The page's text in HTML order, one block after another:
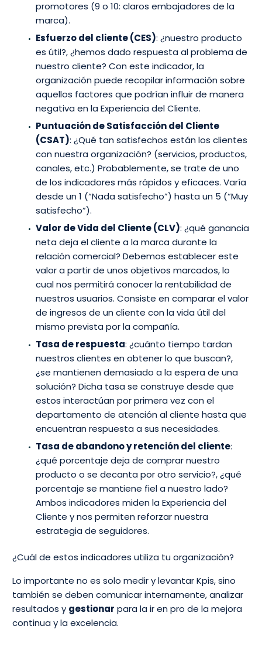
promotores (9 o 10: claros embajadores de la
marca).
Esfuerzo del cliente (CES): ¿nuestro producto
es útil?, ¿hemos dado respuesta al problema de
nuestro cliente? Con este indicador, la
organización puede recopilar información sobre
aquellos factores que podrían influir de manera
negativa en la Experiencia del Cliente.
Puntuación de Satisfacción del Cliente
(CSAT): ¿Qué tan satisfechos están los clientes
con nuestra organización? (servicios, productos,
canales, etc.) Probablemente, se trate de uno
de los indicadores más rápidos y eficaces. Varía
desde un 1 (“Nada satisfecho”) hasta un 5 (“Muy
satisfecho”).
Valor de Vida del Cliente (CLV): ¿qué ganancia
neta deja el cliente a la marca durante la
relación comercial? Debemos establecer este
valor a partir de unos objetivos marcados, lo
cual nos permitirá conocer la rentabilidad de
nuestros usuarios. Consiste en comparar el valor
de ingresos de un cliente con la vida útil del
mismo prevista por la compañía.
Tasa de respuesta: ¿cuánto tiempo tardan
nuestros clientes en obtener lo que buscan?,
¿se mantienen demasiado a la espera de una
solución? Dicha tasa se construye desde que
estos interactúan por primera vez con el
departamento de atención al cliente hasta que
encuentran respuesta a sus necesidades.
Tasa de abandono y retención del cliente:
¿qué porcentaje deja de comprar nuestro
producto o se decanta por otro servicio?, ¿qué
porcentaje se mantiene fiel a nuestro lado?
Ambos indicadores miden la Experiencia del
Cliente y nos permiten reforzar nuestra
estrategia de seguidores.
¿Cuál de estos indicadores utiliza tu organización?
Lo importante no es solo medir y levantar Kpis, sino
también se deben comunicar internamente, analizar
resultados y gestionar para la ir en pro de la mejora
continua y la excelencia.